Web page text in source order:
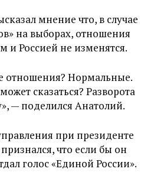
мнение что, в случае
на выборах, отношения
и Россией не изменятся.
отношения? Нормальные.
сказаться? Разворота
— поделился Анатолий.
при президенте
что если бы он
голос «Единой России».